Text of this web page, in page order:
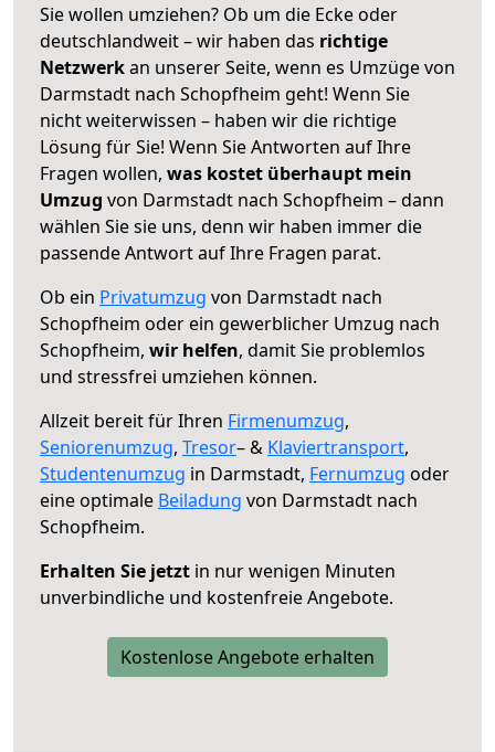
Sie wollen umziehen? Ob um die Ecke oder
deutschlandweit – wir haben das richtige
Netzwerkan unserer Seite, wenn es Umzüge von
Darmstadt nach Schopfheim geht! Wenn Sie
nicht weiterwissen – haben wir die richtige
Lösung für Sie! Wenn Sie Antworten auf Ihre
Fragen wollen, was kostet überhaupt mein
Umzug von Darmstadt nach Schopfheim – dann
wählen Sie sie uns, denn wir haben immer die
passende Antwort auf Ihre Fragen parat.
Ob ein Privatumzug von Darmstadt nach
Schopfheim oder ein gewerblicher Umzug nach
Schopfheim, wir helfen, damit Sie problemlos
und stressfrei umziehen können.
Allzeit bereit für Ihren Firmenumzug,
Seniorenumzug, Tresor– & Klaviertransport,
Studentenumzug in Darmstadt, Fernumzug oder
eine optimale Beiladung von Darmstadt nach
Schopfheim.
Erhalten Sie jetzt in nur wenigen Minuten
unverbindliche und kostenfreie Angebote.
Kostenlose Angebote erhalten